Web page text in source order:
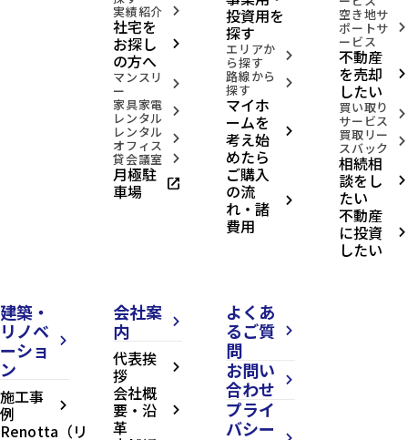
実績紹介 arrow_forward_ios
社宅を
お探し
の方へ
arrow_forward_ios
マンスリ
ー arrow_forward_ios
家具家電
レンタル arrow_forward_ios
レンタル
オフィス arrow_forward_ios
貸会議室 arrow_forward_ios
月極駐
車場 open_in_new
投資用を
探す
エリアか
ら探す arrow_forward_ios
路線から
探す arrow_forward_ios
マイホ
ームを
考え始
めたら
arrow_forward_ios
ご購入
の流
れ・諸
費用
arrow_forward_ios
空き地サ
ポートサ
ービス
arrow_forward_ios
不動産
を売却
したい
arrow_forward_ios
買い取り
サービス arrow_forward_ios
買取リー
スバック arrow_forward_ios
相続相
談をし
たい
arrow_forward_ios
不動産
に投資
したい
arrow_forward_ios
建築・
リノベ
ーショ
ン
arrow_forward_ios
施工事
例 arrow_forward_ios
Renotta（リ
会社案
内
arrow_forward_ios
代表挨
拶 arrow_forward_ios
会社概
要・沿
革
arrow_forward_ios
よくあ
るご質
問
arrow_forward_ios
お問い
合わせ
arrow_forward_ios
プライ
バシー